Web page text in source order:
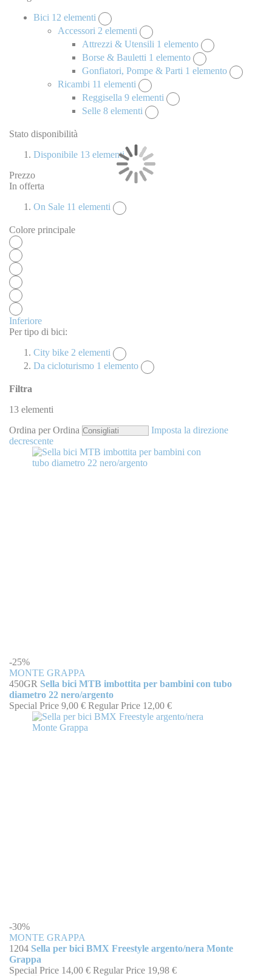
Filtra
13 elementi
Ordina per Ordina
Imposta la direzione
decrescente
-25%
MONTE GRAPPA
450GR Sella bici MTB imbottita per bambini con tubo
diametro 22 nero/argento
Special Price 9,00 € Regular Price 12,00 €
-30%
MONTE GRAPPA
1204 Sella per bici BMX Freestyle argento/nera Monte
Grappa
Special Price 14,00 € Regular Price 19,98 €
Bici 12 elementi
Accessori 2 elementi
Attrezzi & Utensili 1 elemento
Borse & Bauletti 1 elemento
Gonfiatori, Pompe & Parti 1 elemento
Ricambi 11 elementi
Reggisella 9 elementi
Selle 8 elementi
Stato disponibilità
Disponibile 13 elementi
Prezzo
In offerta
On Sale 11 elementi
Colore principale
Inferiore
Per tipo di bici:
City bike 2 elementi
Da cicloturismo 1 elemento